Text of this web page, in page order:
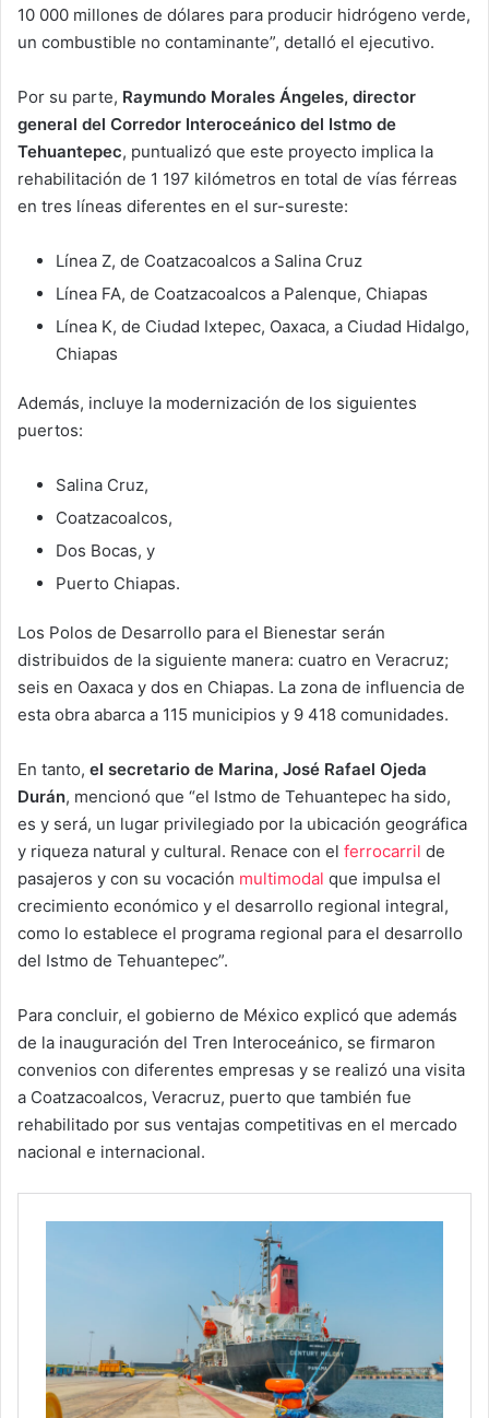
10 000 millones de dólares para producir hidrógeno verde,
un combustible no contaminante”, detalló el ejecutivo.
Por su parte, Raymundo Morales Ángeles, director
general del Corredor Interoceánico del Istmo de
Tehuantepec, puntualizó que este proyecto implica la
rehabilitación de 1 197 kilómetros en total de vías férreas
en tres líneas diferentes en el sur-sureste:
Línea Z, de Coatzacoalcos a Salina Cruz
Línea FA, de Coatzacoalcos a Palenque, Chiapas
Línea K, de Ciudad Ixtepec, Oaxaca, a Ciudad Hidalgo,
Chiapas
Además, incluye la modernización de los siguientes
puertos:
Salina Cruz,
Coatzacoalcos,
Dos Bocas, y
Puerto Chiapas.
Los Polos de Desarrollo para el Bienestar serán
distribuidos de la siguiente manera: cuatro en Veracruz;
seis en Oaxaca y dos en Chiapas. La zona de influencia de
esta obra abarca a 115 municipios y 9 418 comunidades.
En tanto, el secretario de Marina, José Rafael Ojeda
Durán, mencionó que “el Istmo de Tehuantepec ha sido,
es y será, un lugar privilegiado por la ubicación geográfica
y riqueza natural y cultural. Renace con el ferrocarril de
pasajeros y con su vocación multimodal que impulsa el
crecimiento económico y el desarrollo regional integral,
como lo establece el programa regional para el desarrollo
del Istmo de Tehuantepec”.
Para concluir, el gobierno de México explicó que además
de la inauguración del Tren Interoceánico, se firmaron
convenios con diferentes empresas y se realizó una visita
a Coatzacoalcos, Veracruz, puerto que también fue
rehabilitado por sus ventajas competitivas en el mercado
nacional e internacional.